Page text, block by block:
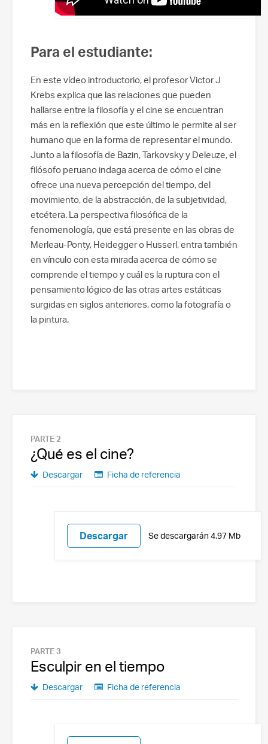
Para el estudiante:
En este vídeo introductorio, el profesor Victor J
Krebs explica que las relaciones que pueden
hallarse entre la filosofía y el cine se encuentran
más en la reflexión que este último le permite al ser
humano que en la forma de representar el mundo.
Junto a la filosofía de Bazin, Tarkovsky y Deleuze, el
filósofo peruano indaga acerca de cómo el cine
ofrece una nueva percepción del tiempo, del
movimiento, de la abstracción, de la subjetividad,
etcétera. La perspectiva filosófica de la
fenomenología, que está presente en las obras de
Merleau-Ponty, Heidegger o Husserl, entra también
en vínculo con esta mirada acerca de cómo se
comprende el tiempo y cuál es la ruptura con el
pensamiento lógico de las otras artes estáticas
surgidas en siglos anteriores, como la fotografía o
la pintura.
PARTE 2
¿Qué es el cine?
Descargar Ficha de referencia
Descargar Se descargarán 4.97 Mb
PARTE 3
Esculpir en el tiempo
Descargar Ficha de referencia